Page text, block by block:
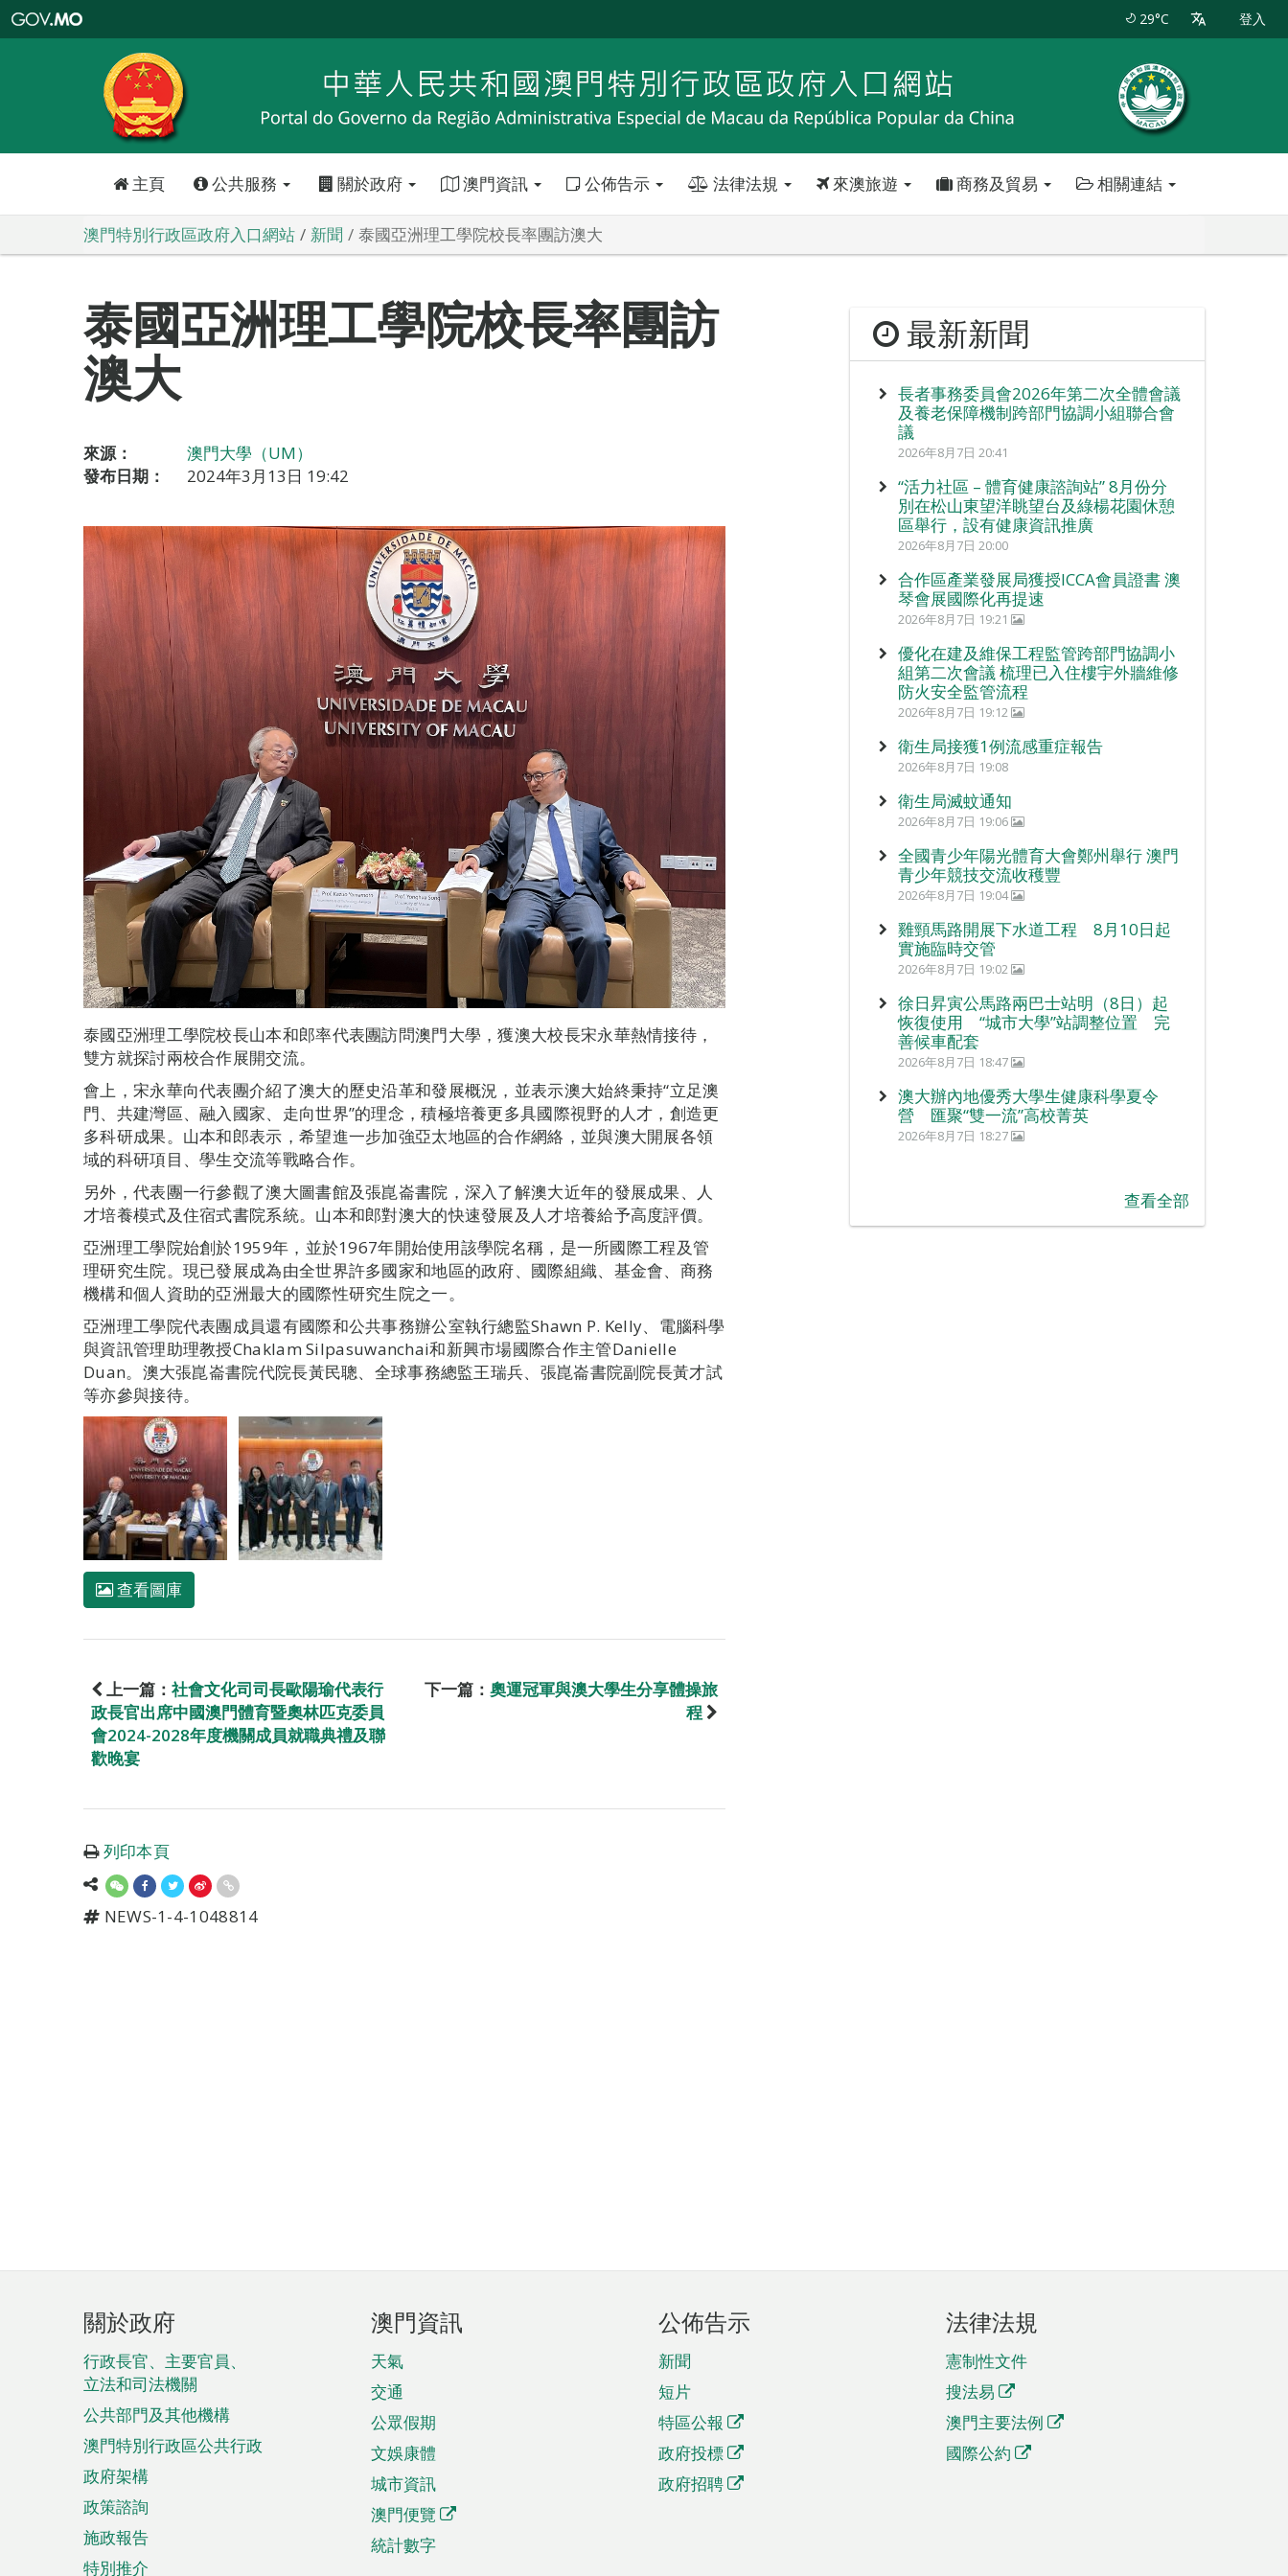
特
政
區
政
口
29°C 登入
主頁 公共服務 關於政府 澳門資訊 公佈告示 法律法規 來澳旅遊 商務及貿易 相關連結
澳門特別行政區政府入口網站 新聞 泰國亞洲理工學院校長率團訪澳大
泰國亞洲理工學院校長率團訪
澳大
來源：
澳門大學（UM）
發布日期：
2024年3月13日 19:42
泰國亞洲理工學院校長山本和郎率代表團訪問澳門大學，獲澳大校長宋永華熱情接待，
雙方就探討兩校合作展開交流。
會上，宋永華向代表團介紹了澳大的歷史沿革和發展概況，並表示澳大始終秉持“立足澳
門、共建灣區、融入國家、走向世界”的理念，積極培養更多具國際視野的人才，創造更
多科研成果。山本和郎表示，希望進一步加強亞太地區的合作網絡，並與澳大開展各領
域的科研項目、學生交流等戰略合作。
另外，代表團一行參觀了澳大圖書館及張崑崙書院，深入了解澳大近年的發展成果、人
才培養模式及住宿式書院系統。山本和郎對澳大的快速發展及人才培養給予高度評價。
亞洲理工學院始創於1959年，並於1967年開始使用該學院名稱，是一所國際工程及管
理研究生院。現已發展成為由全世界許多國家和地區的政府、國際組織、基金會、商務
機構和個人資助的亞洲最大的國際性研究生院之一。
亞洲理工學院代表團成員還有國際和公共事務辦公室執行總監Shawn P. Kelly、電腦科學
與資訊管理助理教授Chaklam Silpasuwanchai和新興市場國際合作主管Danielle
Duan。澳大張崑崙書院代院長黃民聰、全球事務總監王瑞兵、張崑崙書院副院長黃才試
等亦參與接待。
查看圖庫
上一篇： 社會文化司司長歐陽瑜代表行
政長官出席中國澳門體育暨奧林匹克委員
會2024-2028年度機關成員就職典禮及聯
歡晚宴
下一篇： 奧運冠軍與澳大學生分享體操旅
程
列印本頁
NEWS-1-4-1048814
最新新聞
長者事務委員會2026年第二次全體會議
及養老保障機制跨部門協調小組聯合會
議
2026年8月7日 20:41
“活力社區 – 體育健康諮詢站” 8月份分
別在松山東望洋眺望台及綠楊花園休憩
區舉行，設有健康資訊推廣
2026年8月7日 20:00
合作區產業發展局獲授ICCA會員證書 澳
琴會展國際化再提速
2026年8月7日 19:21
優化在建及維保工程監管跨部門協調小
組第二次會議 梳理已入住樓宇外牆維修
防火安全監管流程
2026年8月7日 19:12
衛生局接獲1例流感重症報告
2026年8月7日 19:08
衛生局滅蚊通知
2026年8月7日 19:06
全國青少年陽光體育大會鄭州舉行 澳門
青少年競技交流收穫豐
2026年8月7日 19:04
雞頸馬路開展下水道工程 8月10日起
實施臨時交管
2026年8月7日 19:02
徐日昇寅公馬路兩巴士站明（8日）起
恢復使用 “城市大學”站調整位置 完
善候車配套
2026年8月7日 18:47
澳大辦內地優秀大學生健康科學夏令
營 匯聚“雙一流”高校菁英
2026年8月7日 18:27
查看全部
頁
腳
菜
單
關於政府
行政長官、主要官員、
立法和司法機關
公共部門及其他機構
澳門特別行政區公共行政
政府架構
政策諮詢
施政報告
特別推介
澳門資訊
天氣
交通
公眾假期
文娛康體
城市資訊
澳門便覽
統計數字
公佈告示
新聞
短片
特區公報
政府投標
政府招聘
法律法規
憲制性文件
搜法易
澳門主要法例
國際公約